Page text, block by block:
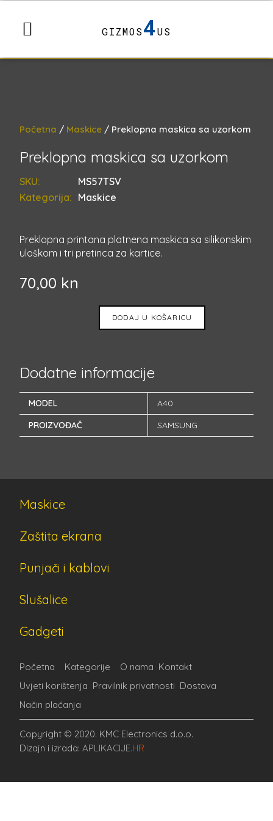
GIZMOS4US
Početna / Maskice / Preklopna maskica sa uzorkom
Preklopna maskica sa uzorkom
SKU:
MS57TSV
Kategorija: Maskice
Preklopna printana platnena maskica sa silikonskim
uloškom i tri pretinca za kartice.
70,00 kn
DODAJ U KOŠARICU
Dodatne informacije
MODEL
A40
PROIZVOĐAČ
SAMSUNG
Maskice
Zaštita ekrana
Punjači i kablovi
Slušalice
Gadgeti
Početna Kategorije O nama Kontakt
Uvjeti korištenja Pravilnik privatnosti Dostava
Način plaćanja
Copyright © 2020. KMC Electronics d.o.o.
Dizajn i izrada: APLIKACIJE.HR